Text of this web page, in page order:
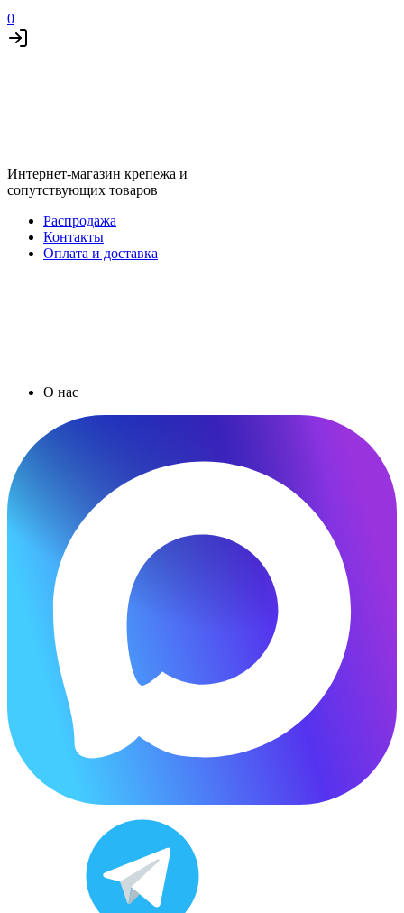
0
Интернет-магазин крепежа и
сопутствующих товаров
Распродажа
Контакты
Оплата и доставка
О нас